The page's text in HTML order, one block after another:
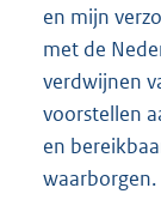
en mijn
met de
verdwijnen
voorstellen
en
waarborgen.